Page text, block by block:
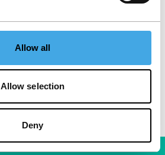
Allow all
Allow selection
Deny